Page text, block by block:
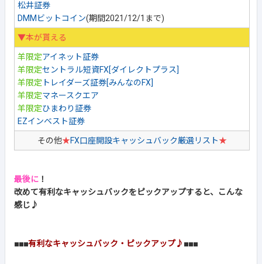
松井証券
DMMビットコイン(期間2021/12/1まで)
▼本が貰える
羊限定アイネット証券
羊限定セントラル短資FX[ダイレクトプラス]
羊限定 トレイダーズ証券[みんなのFX]
羊限定マネースクエア
羊限定ひまわり証券
EZインベスト証券
その他★FX口座開設キャッシュバック厳選リスト★
最後に ！
改めて有利なキャッシュバックをピックアップすると、こんな
感じ♪
■■■有利なキャッシュバック・ピックアップ♪ ■■■